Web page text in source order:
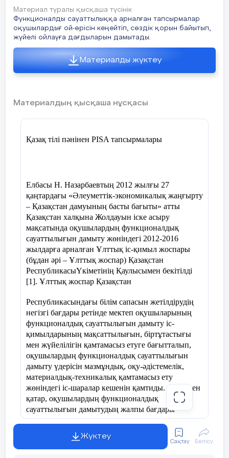
ІІ тур. Сұрақтарға жауап беру.
1. Жүрсін бектер бес нәрседен алыстап,
Есі болса, жұрнақ болса намыстан.
Ж.Баласағұнның шығармасынан айтылған
ойдың негізгі идеясы қандай? «Құтты
кейіпкерлері кімдер?
келтір.
4. Сөйлемге толық (асты сызылған сөзге
сөз құрамына, лексикалық, фонетикалық)
талдау жаса.
Олжабексол түтіннің дәл түбінде көк
өгізшені жіліктеп бұзып отыр.
5. «Ұстаз – ұлы есім» Өз ойыңды
ойтолғау түрінде жаз.
тоқтата алмайсың. Мен ойымша уақыт
алтыннан қымбат .
Материал туралы қысқаша түсінік
Функционалды сауаттылыққа арналған тапсырмалар
оқушылардығ ой-өрісін кеңейтіп, сөздік қорын байытып,
жүйелі ойлауға дағдыларын дамытады.
Материалды жүктеу
Материалдың қысқаша нұсқасы
Қазақ тілі пәнінен PISA тапсырмалары
Елбасы Н. Назарбаевтың 2012 жылғы 27
қаңтардағы «Әлеуметтік-экономикалық жаңғырту
– Қазақстан дамуының басты бағыты» атты
Қазақстан халқына Жолдауын іске асыру
мақсатында оқушылардың функционалдық
сауаттылығын дамыту жөніндегі 2012-2016
жылдарға арналған Ұлттық іс-қимыл жоспары
(бұдан әрі – Ұлттық жоспар) Қазақстан
РеспубликасыҮкіметінің Қаулысымен бекітілді
[1]. Ұлттық жоспар Қазақстан
Республикасындағы білім сапасын жетілдірудің
негізгі бағдары ретінде мектеп оқушыларының
функционалдық сауаттылығын дамыту іс-
қимылдарының мақсаттылығын, біртұтастығы
мен жүйелілігін қамтамасыз етуге бағытталып,
оқушылардың функционалдық сауаттылығын
дамыту үдерісін мазмұндық, оқу-әдістемелік,
материалдық-техникалық қамтамасыз ету
жөніндегі іс-шаралар кешенін қамтиды. Сонымен
қатар, оқушылардың функционалдық
сауаттылығын дамытудың жалпы бағдары
Қазақстан Республикасында білім беруді
дамытудың 2011-2020 жылдарға арналған
мемлекеттік бағдарламасында да анық
көрсетілген [2].
Жүктеу
Сақтау Бөлісу